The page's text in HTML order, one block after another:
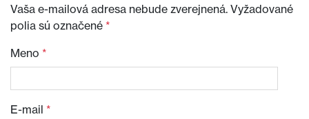
Vaša e-mailová adresa nebude zverejnená. Vyžadované
polia sú označené *
Meno *
E-mail *